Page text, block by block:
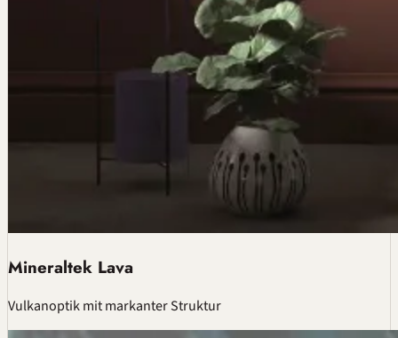
Mineraltek Lava
Vulkanoptik mit markanter Struktur